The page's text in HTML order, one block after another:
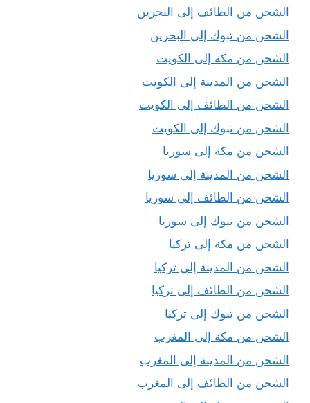
الشحن من الطائف إلى البحرين
الشحن من تبوك إلى البحرين
الشحن من مكة إلى الكويت
الشحن من المدينة إلى الكويت
الشحن من الطائف إلى الكويت
الشحن من تبوك إلى الكويت
الشحن من مكة إلى سوريا
الشحن من المدينة إلى سوريا
الشحن من الطائف إلى سوريا
الشحن من تبوك إلى سوريا
الشحن من مكة إلى تركيا
الشحن من المدينة إلى تركيا
الشحن من الطائف إلى تركيا
الشحن من تبوك إلى تركيا
الشحن من مكة إلى المغرب
الشحن من المدينة إلى المغرب
الشحن من الطائف إلى المغرب